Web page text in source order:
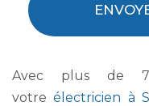
RGPD
Avec plus de 7
votreélectricien à